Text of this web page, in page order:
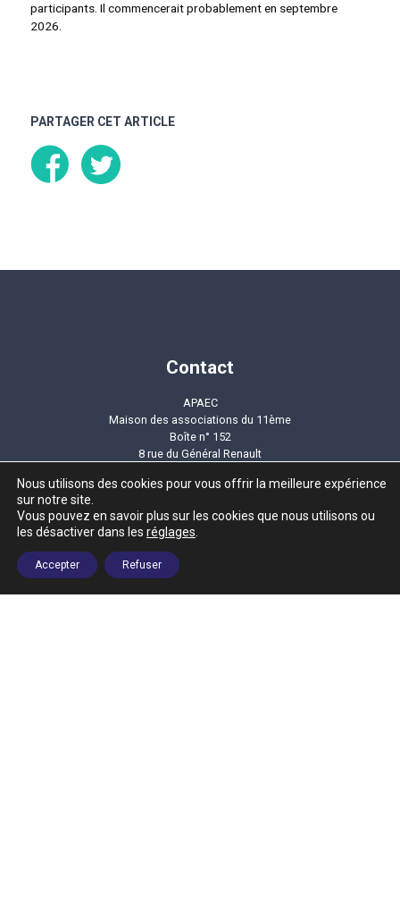
participants. Il commencerait probablement en septembre
2026.
PARTAGER CET ARTICLE
Contact
APAEC
Maison des associations du 11ème
Boîte n° 152
8 rue du Général Renault
Tél.voir liste des permanences
Newsletter
Nous utilisons des cookies pour vous offrir la meilleure expérience
sur notre site.
Vous pouvez en savoir plus sur les cookies que nous utilisons ou
les désactiver dans les réglages
Accepter Refuser